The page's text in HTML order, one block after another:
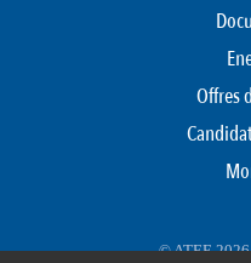
Offres
© ATEE